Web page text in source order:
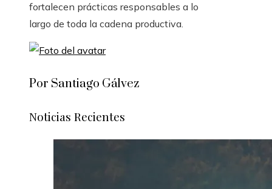
fortalecen prácticas responsables a lo
largo de toda la cadena productiva.
Por Santiago Gálvez
Noticias Recientes